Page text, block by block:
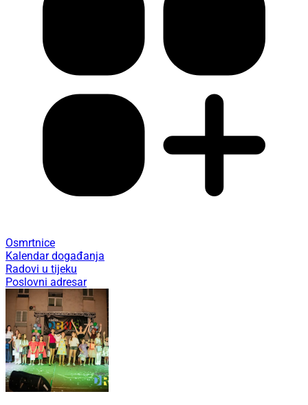
Osmrtnice
Kalendar događanja
Radovi u tijeku
Poslovni adresar